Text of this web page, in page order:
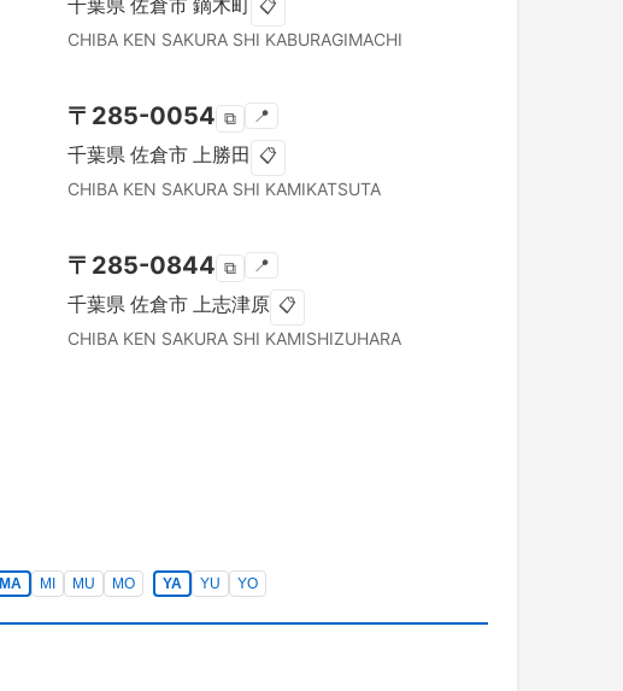
千葉県 佐倉市 鏑木町 📋
CHIBA KEN SAKURA SHI KABURAGIMACHI
〒 285-0054 ⧉ 📍
千葉県 佐倉市 上勝田 📋
CHIBA KEN SAKURA SHI KAMIKATSUTA
〒 285-0844 ⧉ 📍
千葉県 佐倉市 上志津原 📋
CHIBA KEN SAKURA SHI KAMISHIZUHARA
MA MI MU MO YA YU YO